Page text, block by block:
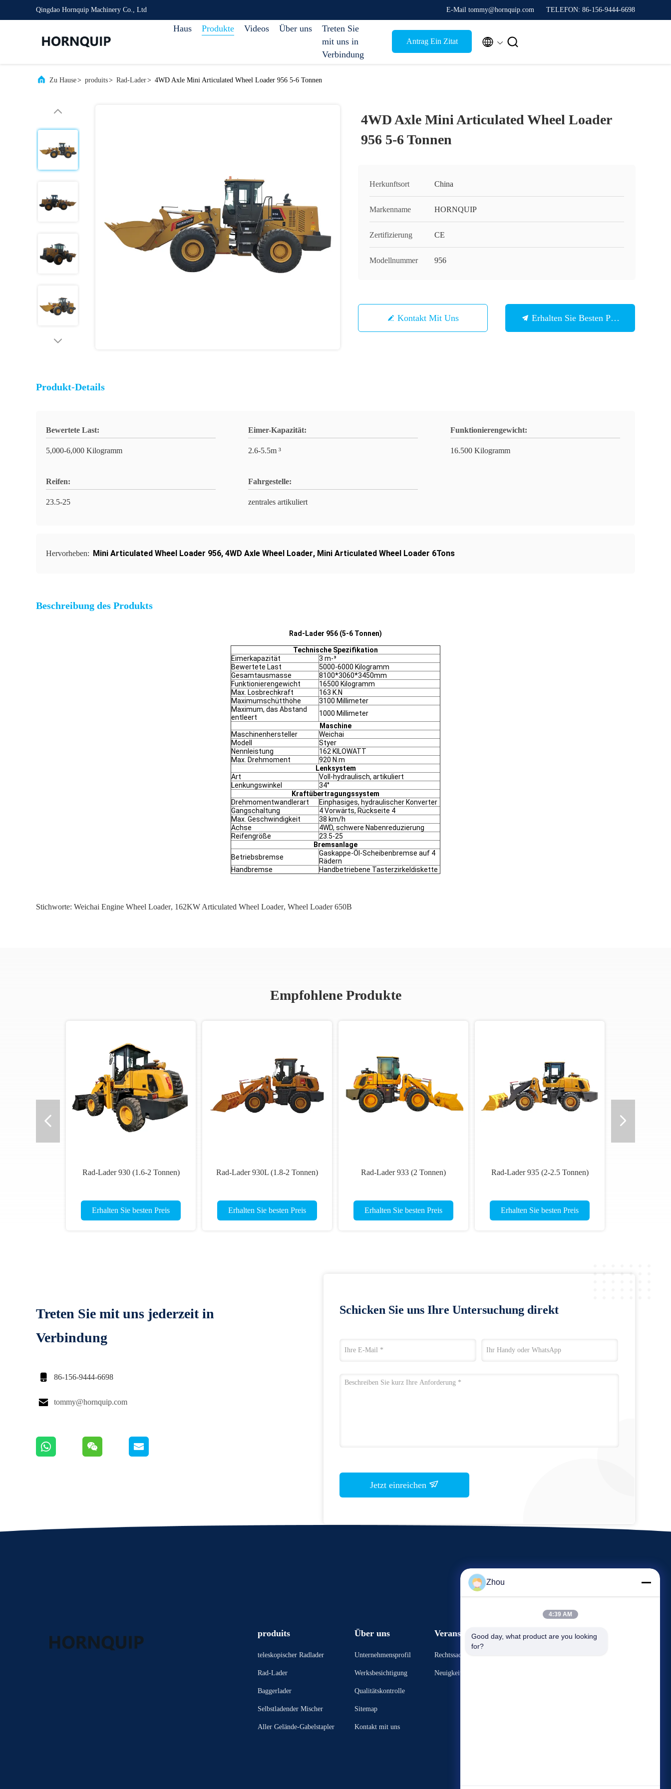
Qingdao Hornquip Machinery Co., Ltd E-Mail tommy@hornquip.com TELEFON: 86-156-9444-6698
Haus Produkte Videos Über uns
Treten Sie
mit uns in
Verbindung
Antrag Ein Zitat  
Zu Hause> produits> Rad-Lader> 4WD Axle Mini Articulated Wheel Loader 956 5-6 Tonnen
4WD Axle Mini Articulated Wheel Loader
956 5-6 Tonnen
Herkunftsort China
Markenname HORNQUIP
Zertifizierung CE
Modellnummer 956
Kontakt Mit Uns Erhalten Sie Besten Preis
Produkt-Details
Bewertete Last:
5,000-6,000 Kilogramm
Eimer-Kapazität:
2.6-5.5m ³
Funktionierengewicht:
16.500 Kilogramm
Reifen:
23.5-25
Fahrgestelle:
zentrales artikuliert
Hervorheben: Mini Articulated Wheel Loader 956, 4WD Axle Wheel Loader, Mini Articulated Wheel Loader 6Tons
Beschreibung des Produkts
Rad-Lader 956 (5-6 Tonnen)
Technische Spezifikation
Eimerkapazität
3 m-³
Bewertete Last
5000-6000 Kilogramm
Gesamtausmasse
8100*3060*3450mm
Funktionierengewicht
16500 Kilogramm
Max. Losbrechkraft
163 K.N
Maximumschütthöhe
3100 Millimeter
Maximum, das Abstand
entleert
1000 Millimeter
Maschine
Maschinenhersteller
Weichai
Modell
Styer
Nennleistung
162 KILOWATT
Max. Drehmoment
920 N.m
Lenksystem
Art
Voll-hydraulisch, artikuliert
Lenkungswinkel
34°
Kraftübertragungssystem
Drehmomentwandlerart
Einphasiges, hydraulischer Konverter
Gangschaltung
4 Vorwärts, Rückseite 4
Max. Geschwindigkeit
38 km/h
Achse
4WD, schwere Nabenreduzierung
Reifengröße
23.5-25
Bremsanlage
Betriebsbremse
Gaskappe-Öl-Scheibenbremse auf 4
Rädern
Handbremse
Handbetriebene Tasterzirkeldiskette
Stichworte: Weichai Engine Wheel Loader, 162KW Articulated Wheel Loader, Wheel Loader 650B
Empfohlene Produkte
Rad-Lader 930 (1.6-2 Tonnen)
Erhalten Sie besten Preis
Rad-Lader 930L (1.8-2 Tonnen)
Erhalten Sie besten Preis
Rad-Lader 933 (2 Tonnen)
Erhalten Sie besten Preis
Rad-Lader 935 (2-2.5 Tonnen)
Erhalten Sie besten Preis
Treten Sie mit uns jederzeit in
Verbindung
 86-156-9444-6698
 tommy@hornquip.com
Schicken Sie uns Ihre Untersuchung direkt
Jetzt einreichen
produits
teleskopischer Radlader
Rad-Lader
Baggerlader
Selbstladender Mischer
Aller Gelände-Gabelstapler
Über uns
Unternehmensprofil
Werksbesichtigung
Qualitätskontrolle
Sitemap
Kontakt mit uns
Veranstaltungen
Rechtssachen
Neuigkeiten
Antrag Ein Zitat
Zhou
4:39 AM
Good day, what product are you looking
for?